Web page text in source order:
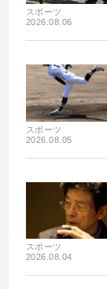
スポーツ
2026.08.06
スポーツ
2026.08.05
スポーツ
2026.08.04